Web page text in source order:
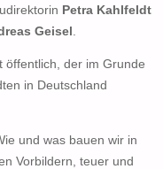
Petra Kahlfeldt
Geisel
öffentlich, der im Grunde
in Deutschland
und was bauen wir in
Vorbildern, teuer und